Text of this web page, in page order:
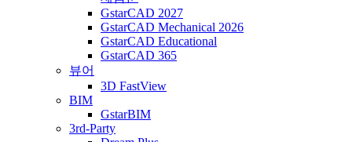
GstarCAD 2027
GstarCAD Mechanical 2026
GstarCAD Educational
GstarCAD 365
뷰어
3D FastView
BIM
GstarBIM
3rd-Party